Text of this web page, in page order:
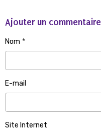
Ajouter un commentaire
Nom
E-mail
Site Internet